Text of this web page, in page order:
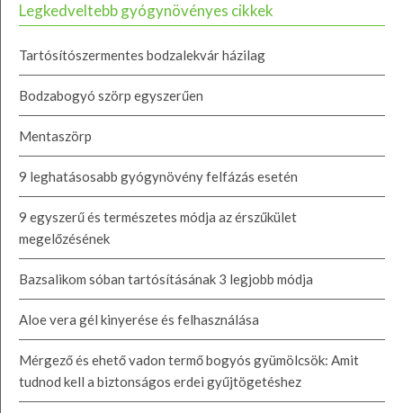
Legkedveltebb gyógynövényes cikkek
Tartósítószermentes bodzalekvár házilag
Bodzabogyó szörp egyszerűen
Mentaszörp
9 leghatásosabb gyógynövény felfázás esetén
9 egyszerű és természetes módja az érszűkület
megelőzésének
Bazsalikom sóban tartósításának 3 legjobb módja
Aloe vera gél kinyerése és felhasználása
Mérgező és ehető vadon termő bogyós gyümölcsök: Amit
tudnod kell a biztonságos erdei gyűjtögetéshez